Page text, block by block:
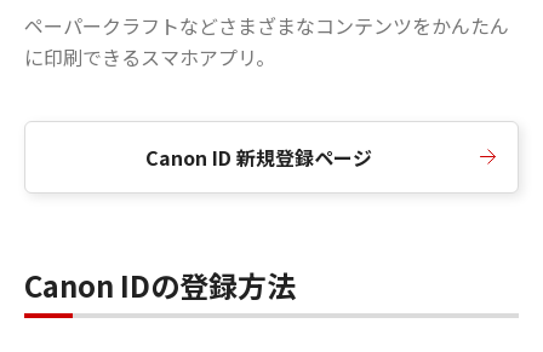
ペーパークラフトなどさまざまなコンテンツをかんたん
に印刷できるスマホアプリ。
Canon ID 新規登録ページ
Canon IDの登録方法